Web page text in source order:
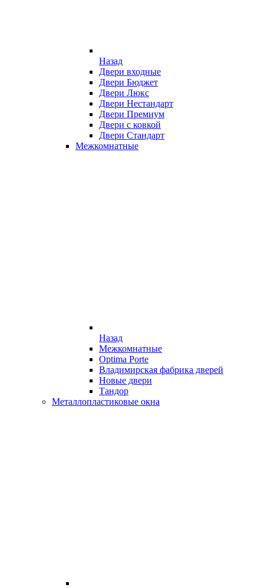
Назад
Двери входные
Двери Бюджет
Двери Люкс
Двери Нестандарт
Двери Премиум
Двери с ковкой
Двери Стандарт
Межкомнатные
Назад
Межкомнатные
Optima Porte
Владимирская фабрика дверей
Новые двери
Тандор
Металлопластиковые окна